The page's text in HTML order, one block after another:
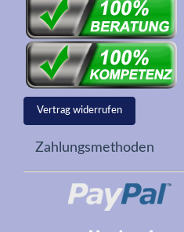
Vertrag widerrufen
Zahlungsmethoden